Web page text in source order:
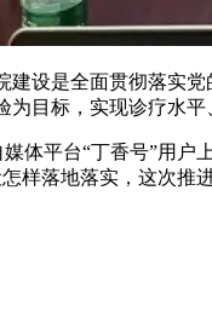
建设是全面贯彻落实
为目标，实现诊疗水
体平台“丁香号”用
样落地落实，这次推